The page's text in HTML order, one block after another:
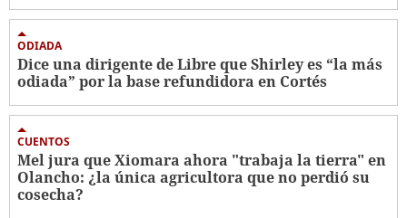
ODIADA
Dice una dirigente de Libre que Shirley es “la más
odiada” por la base refundidora en Cortés
CUENTOS
Mel jura que Xiomara ahora "trabaja la tierra" en
Olancho: ¿la única agricultora que no perdió su
cosecha?